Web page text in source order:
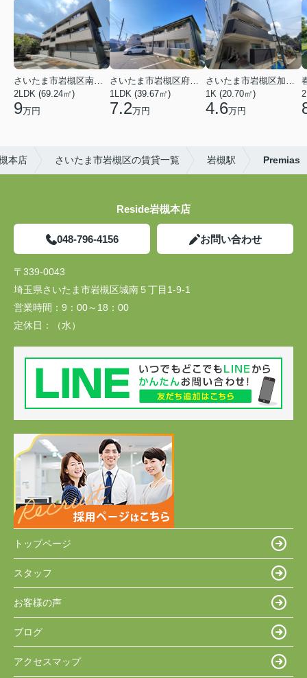
さいたま市岩槻区南平野４丁目
2LDK (69.24㎡)
9万円
さいたま市岩槻区府内１丁目
1LDK (39.67㎡)
7.2万円
さいたま市岩槻区加倉１丁目
1K (20.70㎡)
4.6万円
本店 さいたま市岩槻区の賃貸一覧 岩槻駅 Premias
Reside岩槻本店
048-796-4156 お問い合わせ
〒339-0043
埼玉県さいたま市岩槻区城南５丁目1-9-1
営業時間： 9：00～18：00
定休日：
（水）
トップページ
スタッフ
お客様の声
ブログ
アクセスマップ